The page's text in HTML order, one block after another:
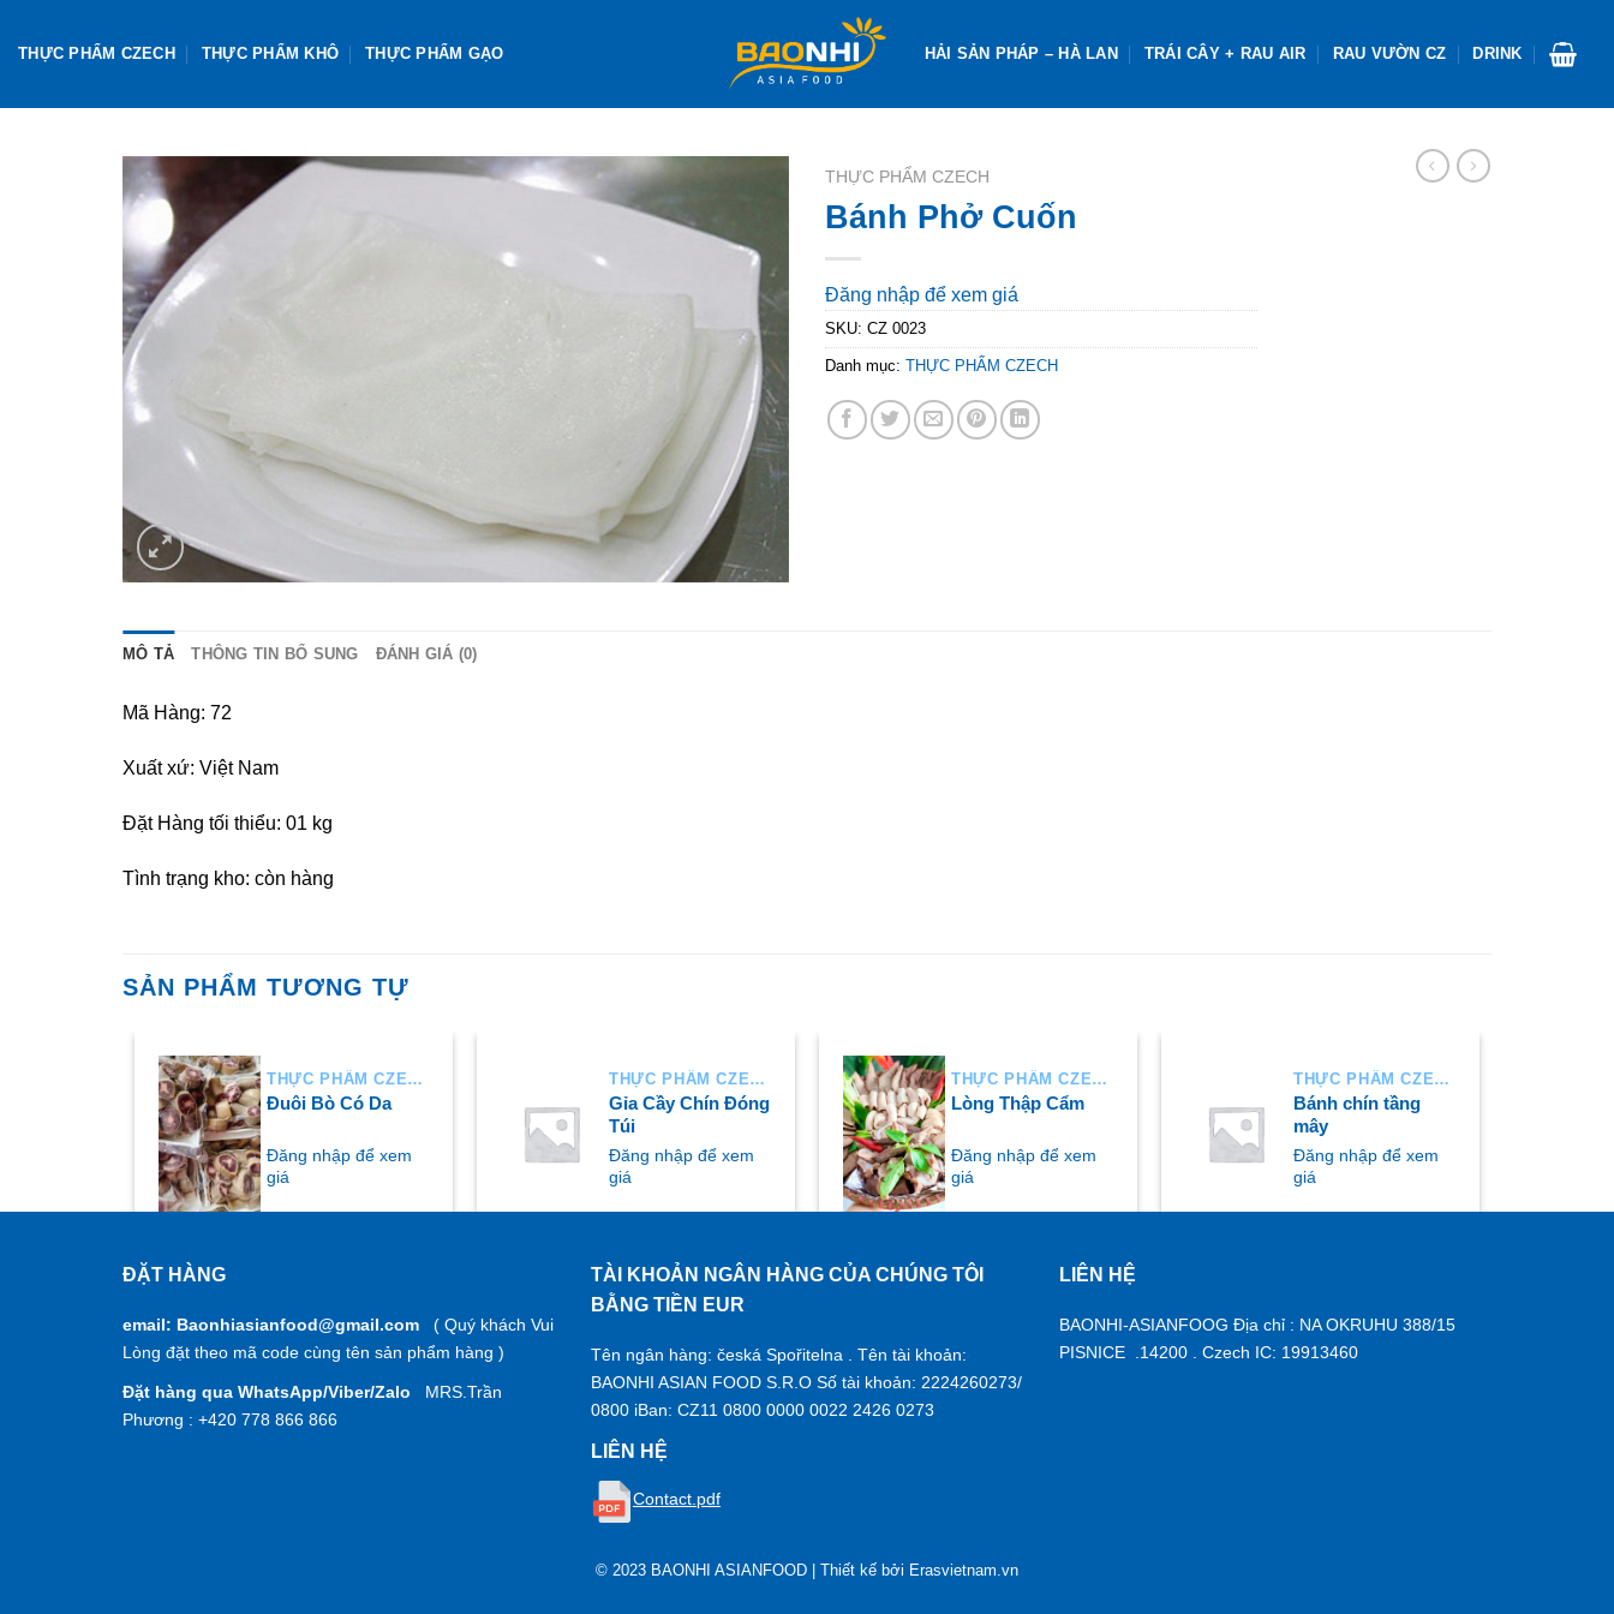
THỰC PHẨM CZECH THỰC PHẨM KHÔ THỰC PHẨM GẠO HẢI SẢN PHÁP – HÀ LAN TRÁI CÂY + RAU AIR RAU VƯỜN CZ DRINK
THỰC PHẨM CZECH
Bánh Phở Cuốn
Đăng nhập để xem giá
SKU: CZ 0023
Danh mục: THỰC PHẨM CZECH
MÔ TẢ THÔNG TIN BỔ SUNG ĐÁNH GIÁ (0)
Mã Hàng: 72
Xuất xứ: Việt Nam
Đặt Hàng tối thiểu: 01 kg
Tình trạng kho: còn hàng
SẢN PHẨM TƯƠNG TỰ
THỰC PHẨM CZECH
Đuôi Bò Có Da
Đăng nhập để xem
giá
THỰC PHẨM CZECH
Gỉa Cầy Chín Đóng
Túi
Đăng nhập để xem
giá
MUA NGAY
THỰC PHẨM CZECH
Lòng Thập Cẩm
Đăng nhập để xem
giá
THỰC PHẨM CZECH
Bánh chín tầng
mây
Đăng nhập để xem
giá
ĐẶT HÀNG
email: Baonhiasianfood@gmail.com ( Quý khách Vui
Lòng đặt theo mã code cùng tên sản phẩm hàng )
Đặt hàng qua WhatsApp/Viber/Zalo MRS.Trần
Phương : +420 778 866 866
TÀI KHOẢN NGÂN HÀNG CỦA CHÚNG TÔI
BẰNG TIỀN EUR
Tên ngân hàng: česká Spořitelna . Tên tài khoản:
BAONHI ASIAN FOOD S.R.O Số tài khoản: 2224260273/
0800 iBan: CZ11 0800 0000 0022 2426 0273
LIÊN HỆ
Contact.pdf
LIÊN HỆ
BAONHI-ASIANFOOG Địa chỉ : NA OKRUHU 388/15
PISNICE .14200 . Czech IC: 19913460
© 2023 BAONHI ASIANFOOD | Thiết kế bởi Erasvietnam.vn